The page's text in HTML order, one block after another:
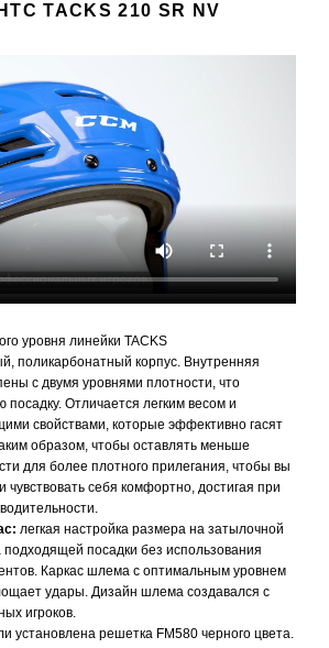
TACKS 210 SR NV
уровня линейки TACKS
поликарбонатный корпус. Внутренняя
с двумя уровнями плотности, что
Отличается легким весом и
свойствами, которые эффективно гасят
образом, чтобы оставлять меньше
для более плотного прилегания, чтобы вы
чувствовать себя комфортно, достигая при
легкая настройка размера на затылочной
посадки без использования
Каркас шлема с оптимальным уровнем
удары. Дизайн шлема создавался с
игроков.
установлена решетка FM580 черного цвета.